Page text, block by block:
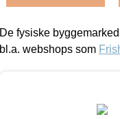
De fysiske
bl.a. webshops som